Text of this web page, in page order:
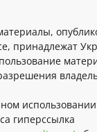
принадлежат
гиперссылка